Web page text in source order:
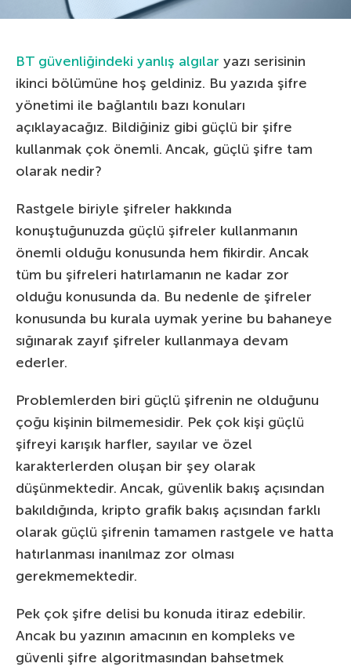
BT güvenliğindeki yanlış algılar yazı serisinin
ikinci bölümüne hoş geldiniz. Bu yazıda şifre
yönetimi ile bağlantılı bazı konuları
açıklayacağız. Bildiğiniz gibi güçlü bir şifre
kullanmak çok önemli. Ancak, güçlü şifre tam
olarak nedir?
Rastgele biriyle şifreler hakkında
konuştuğunuzda güçlü şifreler kullanmanın
önemli olduğu konusunda hem fikirdir. Ancak
tüm bu şifreleri hatırlamanın ne kadar zor
olduğu konusunda da. Bu nedenle de şifreler
konusunda bu kurala uymak yerine bu bahaneye
sığınarak zayıf şifreler kullanmaya devam
ederler.
Problemlerden biri güçlü şifrenin ne olduğunu
çoğu kişinin bilmemesidir. Pek çok kişi güçlü
şifreyi karışık harfler, sayılar ve özel
karakterlerden oluşan bir şey olarak
düşünmektedir. Ancak, güvenlik bakış açısından
bakıldığında, kripto grafik bakış açısından farklı
olarak güçlü şifrenin tamamen rastgele ve hatta
hatırlanması inanılmaz zor olması
gerekmemektedir.
Pek çok şifre delisi bu konuda itiraz edebilir.
Ancak bu yazının amacının en kompleks ve
güvenli şifre algoritmasından bahsetmek